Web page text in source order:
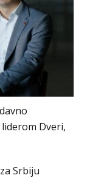
Dveri,
Srbiju